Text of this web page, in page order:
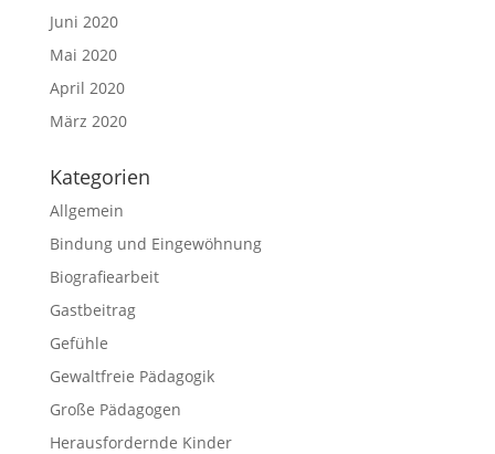
Juni 2020
Mai 2020
April 2020
März 2020
Kategorien
Allgemein
Bindung und Eingewöhnung
Biografiearbeit
Gastbeitrag
Gefühle
Gewaltfreie Pädagogik
Große Pädagogen
Herausfordernde Kinder